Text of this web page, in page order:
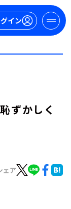
イン
ずかしく
ェア